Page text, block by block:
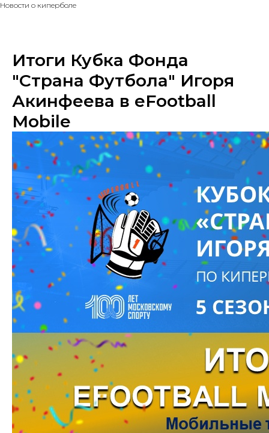
Новости о киперболе
Итоги Кубка Фонда
"Страна Футбола" Игоря
Акинфеева в eFootball
Mobile